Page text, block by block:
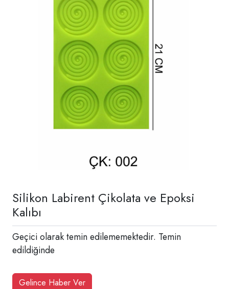
Silikon Labirent Çikolata ve Epoksi
Kalıbı
Geçici olarak temin edilememektedir. Temin
edildiğinde
Gelince Haber Ver